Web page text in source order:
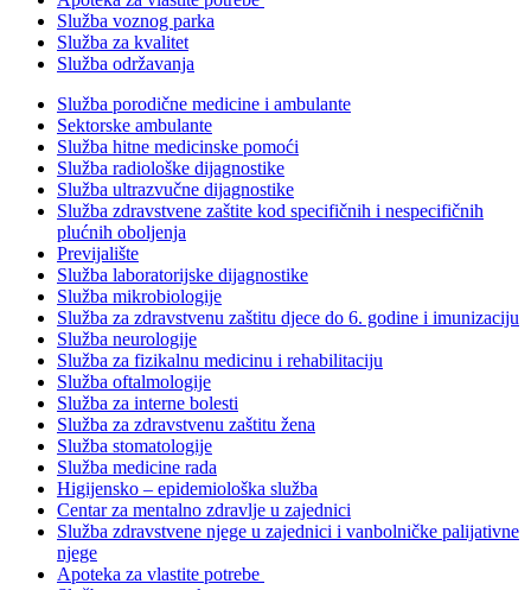
Služba voznog parka
Služba za kvalitet
Služba održavanja
Služba porodične medicine i ambulante
Sektorske ambulante
Služba hitne medicinske pomoći
Služba radiološke dijagnostike
Služba ultrazvučne dijagnostike
Služba zdravstvene zaštite kod specifičnih i nespecifičnih
plućnih oboljenja
Previjalište
Služba laboratorijske dijagnostike
Služba mikrobiologije
Služba za zdravstvenu zaštitu djece do 6. godine i imunizaciju
Služba neurologije
Služba za fizikalnu medicinu i rehabilitaciju
Služba oftalmologije
Služba za interne bolesti
Služba za zdravstvenu zaštitu žena
Služba stomatologije
Služba medicine rada
Higijensko – epidemiološka služba
Centar za mentalno zdravlje u zajednici
Služba zdravstvene njege u zajednici i vanbolničke palijativne
njege
Apoteka za vlastite potrebe